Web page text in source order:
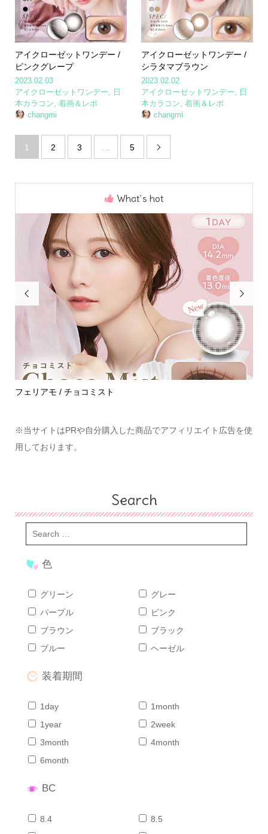
アイクローゼットワンデー /
ピンクグレープ
2023.02.03
アイクローゼットワンデー, 日
本カラコン, 着画＆レポ
changmi
アイクローゼットワンデー /
シラタマブラウン
2023.02.02
アイクローゼットワンデー, 日
本カラコン,着画＆レポ
changmi
1 2 3 … 5 
What`s hot

フェリアモ / チョコミスト

※当サイトはPRや自分購入した商品でアフィリエイト広告を使
用しております。
Search
色
グリーン
グレー
パープル
ピンク
ブラウン
ブラック
ブルー
ヘーゼル
装着期間
1day
1month
1year
2week
3month
4month
6month
BC
8.4
8.5